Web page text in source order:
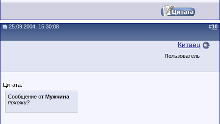
25.09.2004, 15:30:08 #10
Китаец
Пользователь
Цитата:
Сообщение от Мужчина
похожи?